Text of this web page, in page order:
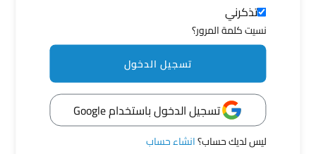
تذكرني
نسيت كلمة المرور؟
تسجيل الدخول
تسجيل الدخول باستخدام Google
ليس لديك حساب؟انشاء حساب
منشورات مرتبطة
عبر بحرية عن مشاعرك